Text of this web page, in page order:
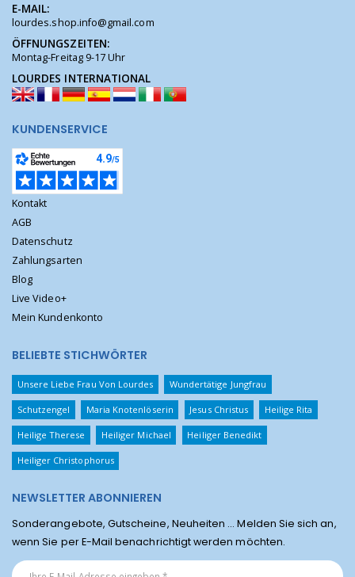
E-MAIL:
lourdes.shop.info@gmail.com
ÖFFNUNGSZEITEN:
Montag-Freitag 9-17 Uhr
LOURDES INTERNATIONAL
KUNDENSERVICE
Kontakt
AGB
Datenschutz
Zahlungsarten
Blog
Live Video+
Mein Kundenkonto
BELIEBTE STICHWÖRTER
Unsere Liebe Frau Von Lourdes Wundertätige Jungfrau
Schutzengel Maria Knotenlöserin Jesus Christus Heilige Rita
Heilige Therese Heiliger Michael Heiliger Benedikt
Heiliger Christophorus
NEWSLETTER ABONNIEREN
Sonderangebote, Gutscheine, Neuheiten ... Melden Sie sich an,
wenn Sie per E-Mail benachrichtigt werden möchten.